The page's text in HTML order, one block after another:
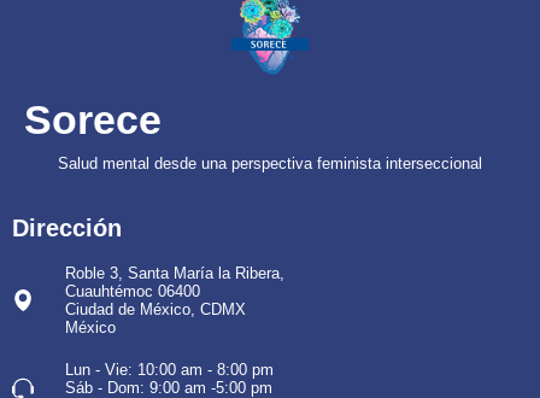
Sorece
Salud mental desde una perspectiva feminista interseccional
Dirección
Roble 3, Santa María la Ribera,
Cuauhtémoc 06400
Ciudad de México, CDMX
México
Lun - Vie: 10:00 am - 8:00 pm
Sáb - Dom: 9:00 am -5:00 pm